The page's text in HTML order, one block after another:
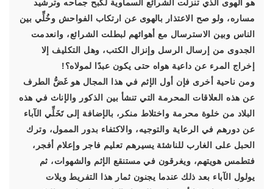
هو الهوى الذي تنزلت الشرائع السماوية لكبح جماحه وترشيد
مساره، ولو صح الاعتذار بالهوى عن ارتكاب الفواحش وخُلِّي بين
الناس وبين الاسترسال مع أهوائهم لبطلت الشرائع، وانعدمت
الجدوى من إرسال الرسل وإنزال الكتب، وهل التكليف إلا
إخراج المرء عن داعية هواه حتى يكون عبدًا لمولاه؟!
ومن ناحية أخرى فإن أول الإثم في هذا المجال هو غَضُّ الطرف
عن هذه العلاقات المحرمة التي تنشأ بين الذكور والإناث في هذه
البلاد من خلوة محرمة واختلاط منكر، بالإضافة إلى تَخَلِّي الآباء
عن دورهم في الرعاية والتوجيه، والاكتفاء بدور الممول، وترك
الحبل على الغارب للناشئة يسيرهم تعليم فاجر وإعلام أفجر،
فتطمس هويتهم، ويغرقون في مستنقع الإثم والشهوات، ثم
يولول الآباء بعد ذلك عندما يجنون ثمار هذا التفريط ويلات